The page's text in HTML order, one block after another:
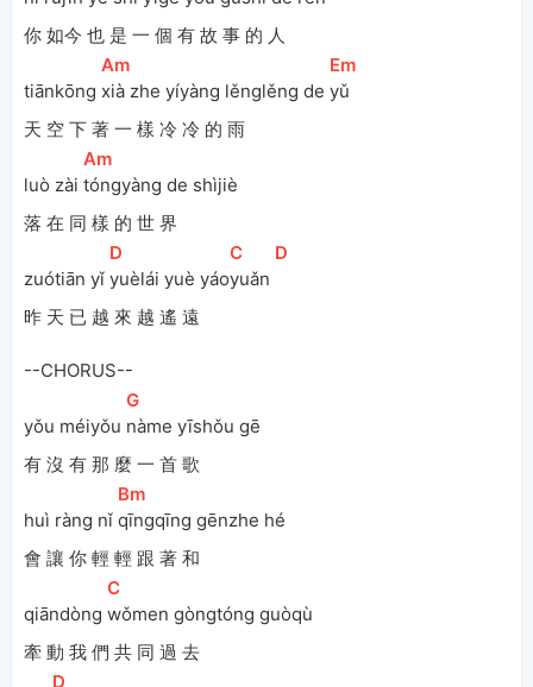
你 如今 也 是 一 個 有 故 事 的 人
tiānkōng
[
Am
xià zhe yíyàng lěnglěng de
[Em
yǔ
天 空 下 著 一 樣 冷 冷 的 雨
luò zài
[
Am
tóngyàng de shìjiè
落 在 同 樣 的 世 界
zuótiān yǐ
[D
yuèlái yuè yáo
[
C
yuǎn
[D
昨 天 已 越 來 越 遙 遠
--CHORUS--
yǒu méiyǒu
[
G
nàme yīshǒu gē
有 沒 有 那 麼 一 首 歌
huì ràng nǐ
[Bm
qīngqīng gēnzhe hé
會 讓 你 輕 輕 跟 著 和
qiāndòng
[
C
wǒmen gòngtóng guòqù
牽 動 我 們 共 同 過 去
[D